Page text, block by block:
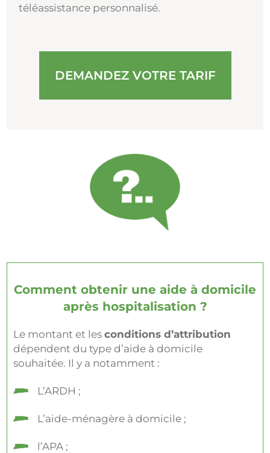
téléassistance personnalisé.
DEMANDEZ VOTRE TARIF
Comment obtenir une aide à domicile
après hospitalisation ?
Le montant et lesconditions d’attribution
dépendent du type d’aide à domicile
souhaitée. Il y a notamment :
L’ARDH ;
L’aide-ménagère à domicile ;
l’APA ;